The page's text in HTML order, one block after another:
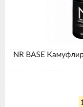
NR BASE